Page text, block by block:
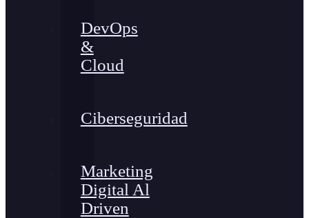
DevOps
&
Cloud
Ciberseguridad
Marketing
Digital Al
Driven